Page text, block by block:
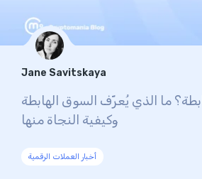
Jane Savitskaya
ما الذي يُعرّف السوق الهابطة
وكيفية النجاة منها
أخبار العملات الرقمية